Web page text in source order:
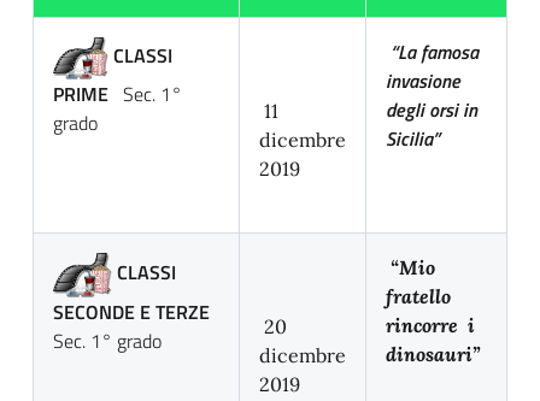
CLASSI
PRIME Sec. 1°
grado
11
dicembre
2019
“La famosa
invasione
degli orsi in
Sicilia”
CLASSI
SECONDE E TERZE
Sec. 1° grado
20
dicembre
2019
“Mio
fratello
rincorre i
dinosauri”